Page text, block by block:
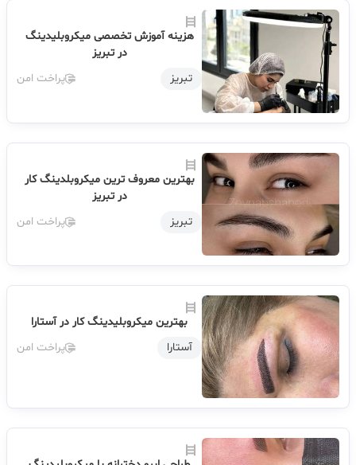
هزینه آموزش تخصصی میکروبلیدینگ
در تبریز
تبریز
پراخت امن
بهترین معروف ترین میکروبلدینگ کار
در تبریز
تبریز
پراخت امن
بهترین میکروبلیدینگ کار در آستارا
آستارا
پراخت امن